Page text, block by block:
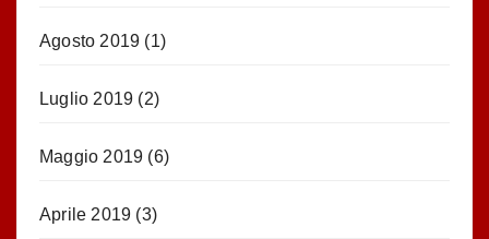
Agosto 2019 (1)
Luglio 2019 (2)
Maggio 2019 (6)
Aprile 2019 (3)